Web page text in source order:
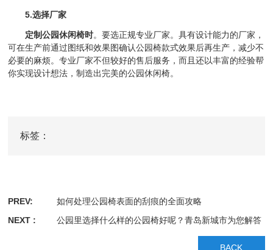
5.选择厂家
定制公园休闲椅时。要选正规专业厂家。具有设计能力的厂家，
可在生产前通过图纸和效果图确认公园椅款式效果后再生产，减少不
必要的麻烦。专业厂家不但较好的售后服务，而且还以丰富的经验帮
你实现设计想法，制造出完美的公园休闲椅。
标签：
PREV:
如何处理公园椅表面的刮痕的全面攻略
NEXT :
公园里选择什么样的公园椅好呢？青岛新城市为您解答
BACK